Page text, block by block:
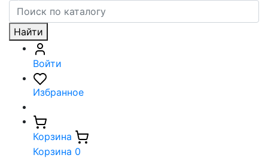
Найти
Войти
Избранное
Корзина
Корзина 0